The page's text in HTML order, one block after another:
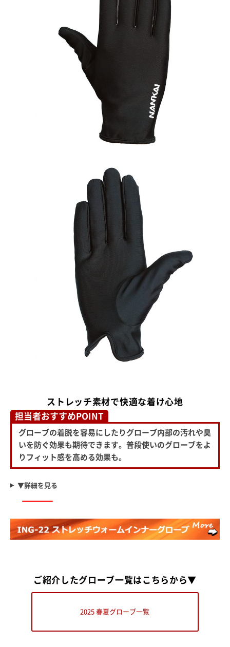
ストレッチ素材で快適な着け心地
担当者おすすめPOINT
グローブの着脱を容易にしたりグローブ内部の汚れや臭
いを防ぐ効果も期待できます。普段使いのグローブをよ
りフィット感を高める効果も。
▼詳細を見る
ご紹介したグローブ一覧はこちらから▼
2025 春夏グローブ一覧